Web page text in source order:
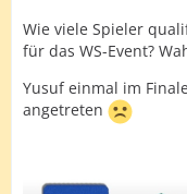
Wie viele Spieler
für das WS-Event?
Yusuf einmal im
angetreten